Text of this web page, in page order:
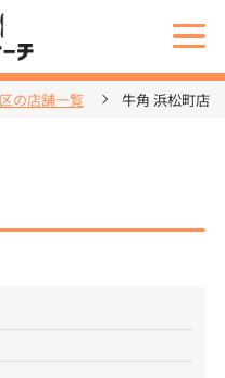
の店舗一覧 牛角 浜松町店